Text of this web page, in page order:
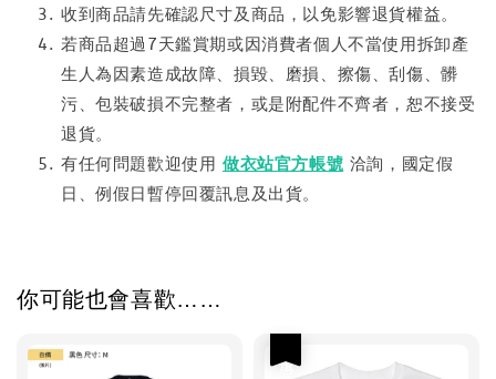
收到商品請先確認尺寸及商品，以免影響退貨權益。
若商品超過7天鑑賞期或因消費者個人不當使用拆卸產
生人為因素造成故障、損毀、磨損、擦傷、刮傷、髒
污、包裝破損不完整者，或是附配件不齊者，恕不接受
退貨。
有任何問題歡迎使用 做衣站官方帳號 洽詢，國定假
日、例假日暫停回覆訊息及出貨。
你可能也會喜歡……